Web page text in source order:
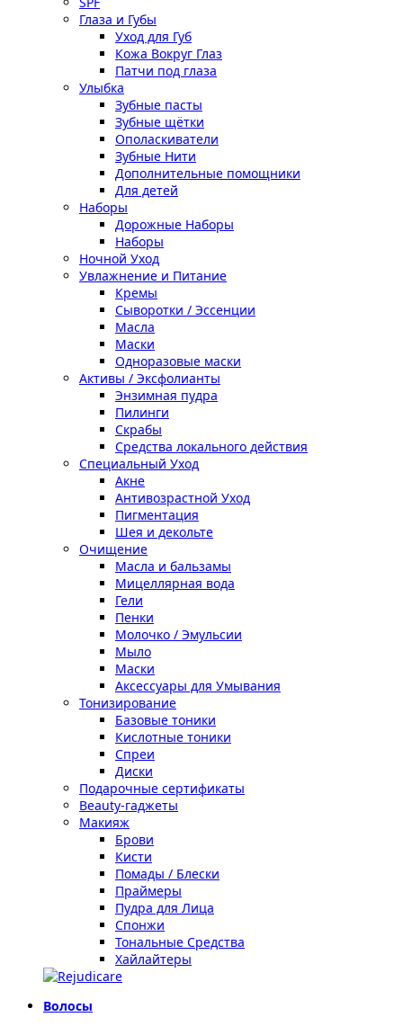
Глаза и Губы
Уход для Губ
Кожа Вокруг Глаз
Патчи под глаза
Улыбка
Зубные пасты
Зубные щётки
Ополаскиватели
Зубные Нити
Дополнительные помощники
Для детей
Наборы
Дорожные Наборы
Наборы
Ночной Уход
Увлажнение и Питание
Кремы
Сыворотки / Эссенции
Масла
Маски
Одноразовые маски
Активы / Эксфолианты
Энзимная пудра
Пилинги
Скрабы
Средства локального действия
Специальный Уход
Акне
Антивозрастной Уход
Пигментация
Шея и декольте
Очищение
Масла и бальзамы
Мицеллярная вода
Гели
Пенки
Молочко / Эмульсии
Мыло
Маски
Аксессуары для Умывания
Тонизирование
Базовые тоники
Кислотные тоники
Спреи
Диски
Подарочные сертификаты
Beauty-гаджеты
Макияж
Брови
Кисти
Помады / Блески
Праймеры
Пудра для Лица
Спонжи
Тональные Средства
Хайлайтеры
Волосы